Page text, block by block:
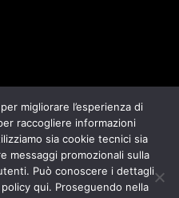
migliorare l’esperienza di
raccogliere informazioni
sia cookie tecnici sia
messaggi promozionali sulla
Può conoscere i dettagli
qui. Proseguendo nella